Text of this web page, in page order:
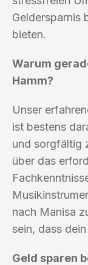
Geldersparnis
bieten.
Warum
Hamm?
Unser
ist bestens
und sorgfältig
über das
nach Manisa
sein, dass
Geld sparen